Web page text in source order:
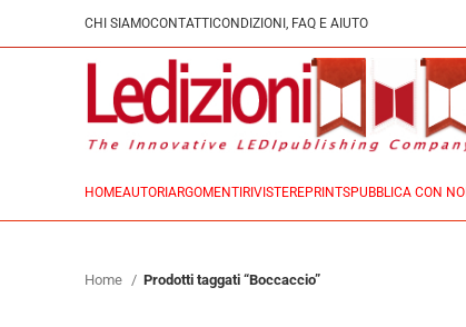
CHI SIAMOCONTATTI CONDIZIONI, FAQ E AIUTO
HOMEAUTORI ARGOMENTI RIVISTEREPRINTSPUBBLICA CON NOI
Home Prodotti taggati “Boccaccio”